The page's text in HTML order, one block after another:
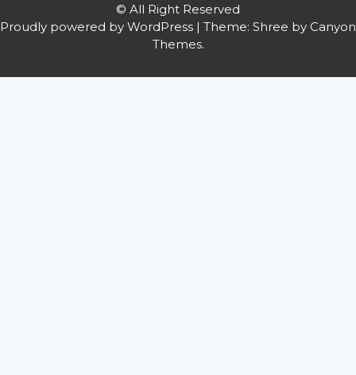
© All Right Reserved
Proudly powered by WordPress | Theme: Shree by Canyon
Themes.